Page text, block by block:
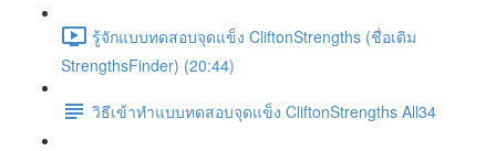
รู้จักแบบทดสอบจุดแข็ง CliftonStrengths (ชื่อเดิม
StrengthsFinder) (20:44)
วิธีเข้าทำแบบทดสอบจุดแข็ง CliftonStrengths All34